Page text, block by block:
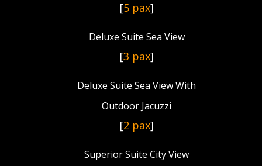
[5 pax]
Deluxe Suite Sea View
[3 pax]
Deluxe Suite Sea View With
Outdoor Jacuzzi
[2 pax]
Superior Suite City View